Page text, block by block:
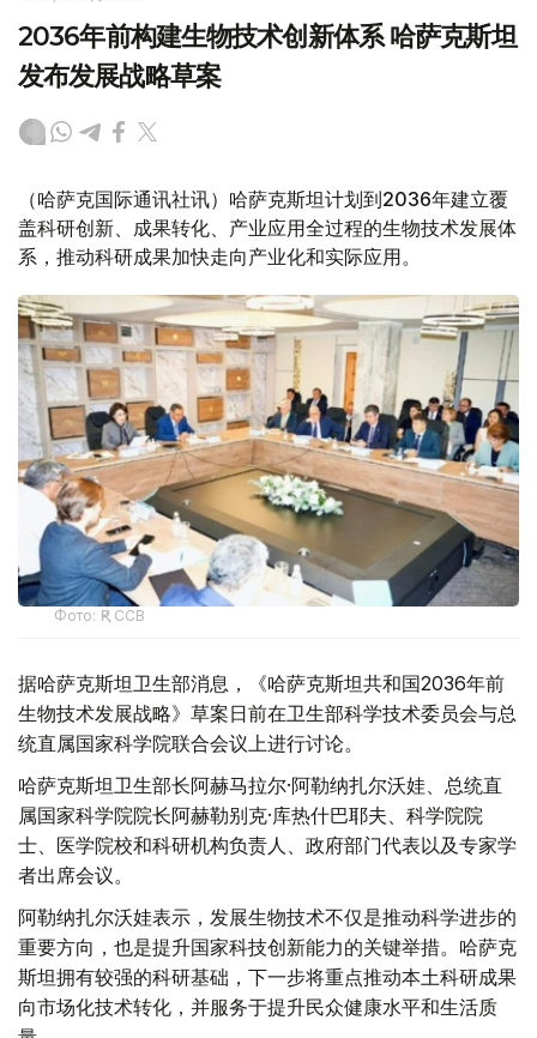
2036年前构建生物技术创新体系 哈萨克斯坦
发布发展战略草案
（哈萨克国际通讯社讯）哈萨克斯坦计划到2036年建立覆
盖科研创新、成果转化、产业应用全过程的生物技术发展体
系，推动科研成果加快走向产业化和实际应用。
Фото: ҚР ССВ
据哈萨克斯坦卫生部消息，《哈萨克斯坦共和国2036年前
生物技术发展战略》草案日前在卫生部科学技术委员会与总
统直属国家科学院联合会议上进行讨论。
哈萨克斯坦卫生部长阿赫马拉尔·阿勒纳扎尔沃娃、总统直
属国家科学院院长阿赫勒别克·库热什巴耶夫、科学院院
士、医学院校和科研机构负责人、政府部门代表以及专家学
者出席会议。
阿勒纳扎尔沃娃表示，发展生物技术不仅是推动科学进步的
重要方向，也是提升国家科技创新能力的关键举措。哈萨克
斯坦拥有较强的科研基础，下一步将重点推动本土科研成果
向市场化技术转化，并服务于提升民众健康水平和生活质